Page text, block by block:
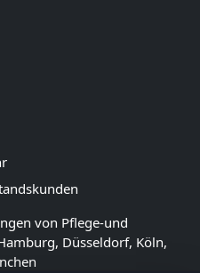
von Pflege-und
Düsseldorf, Köln,